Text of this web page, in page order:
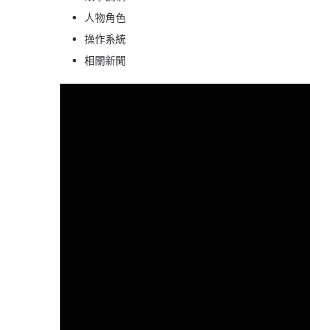
人物角色
操作系統
相關新聞